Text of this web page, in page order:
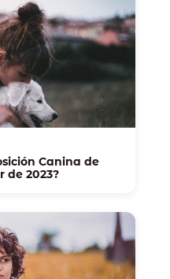
Canina de
de 2023?